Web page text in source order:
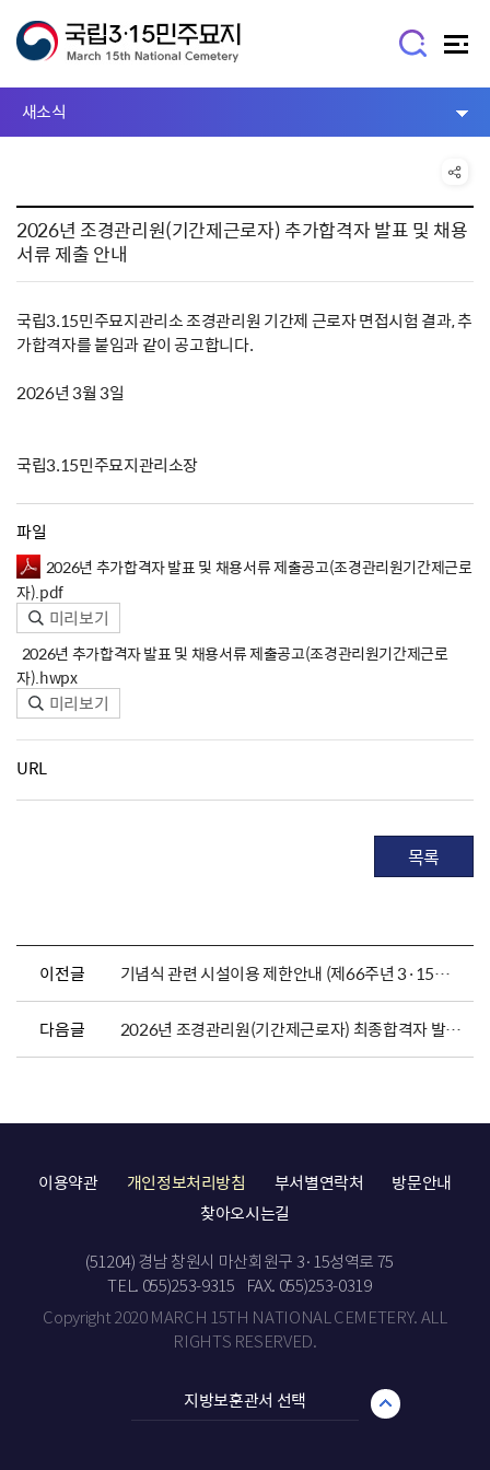
새소식
2026년 조경관리원(기간제근로자) 추가합격자 발표 및 채용
서류 제출 안내
국립3.15민주묘지관리소 조경관리원 기간제 근로자 면접시험 결과, 추
가합격자를 붙임과 같이 공고합니다.
2026년 3월 3일
국립3.15민주묘지관리소장
파일
2026년 추가합격자 발표 및 채용서류 제출공고(조경관리원기간제근로
자).pdf
미리보기
2026년 추가합격자 발표 및 채용서류 제출공고(조경관리원기간제근로
자).hwpx
미리보기
URL
목록
이전글 기념식 관련 시설이용 제한안내 (제66주년 3·15의거 추모제 &기념식)
다음글 2026년 조경관리원(기간제근로자) 최종합격자 발표 및 채용서류 제출 안내
이용약관 개인정보처리방침 부서별연락처
방문안내
찾아오시는길
(51204) 경남 창원시 마산회원구 3·15성역로 75
TEL. 055)253-9315
FAX. 055)253-0319
Copyright 2020 MARCH 15TH NATIONAL CEMETERY. ALL
RIGHTS RESERVED.
지방보훈관서 선택